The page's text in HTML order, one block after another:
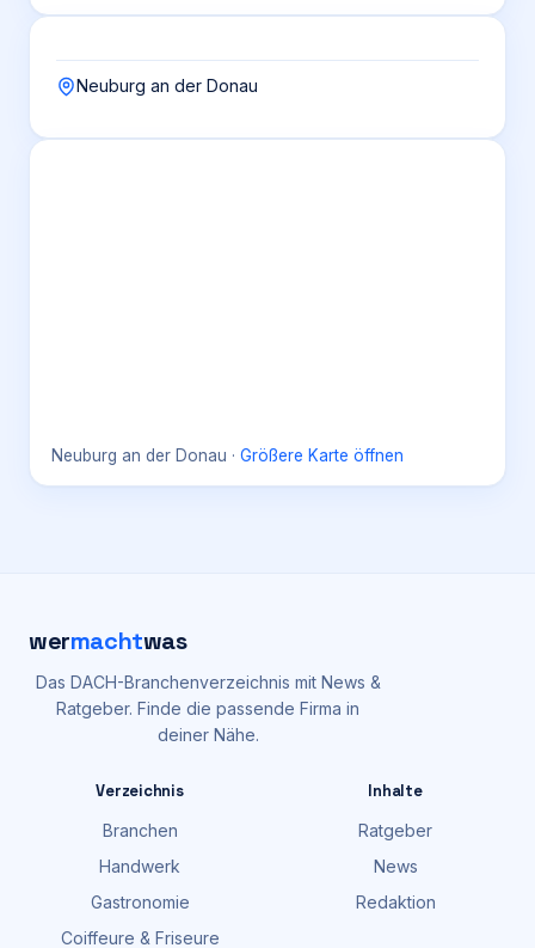
Neuburg an der Donau
Neuburg an der Donau · Größere Karte öffnen
wermachtwas
Das DACH-Branchenverzeichnis mit News &
Ratgeber. Finde die passende Firma in
deiner Nähe.
Verzeichnis
Branchen
Handwerk
Gastronomie
Coiffeure & Friseure
Inhalte
Ratgeber
News
Redaktion